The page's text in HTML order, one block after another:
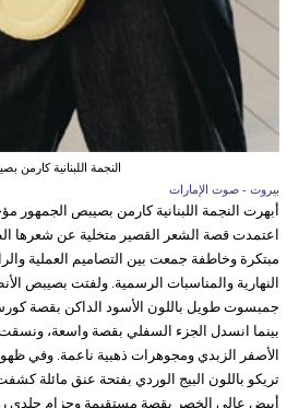
النجمة اللبنانية كارمن
بيروت - صوت الإمارات
أبهرت النجمة اللبنانية كارمن بصيبص الجمهور
اعتمدت قصة الشعر القصير متخلية عن شعرها
مبتكرة وخاطفة جمعت بين التصاميم العملية
النهارية والمناسبات الرسمية. ولفتت بصيبص
جمبسوت طويل باللون الأسود الداكن بقصة
بينما انسدل الجزء السفلي بقصة واسعة،
الأصفر الزبدي ومجوهرات ذهبية ناعمة. وفي
تريكو باللون البيج الوردي بفتحة عنق مائلة
أبيض عالي الخصر بقصة مستقيمة وحزام جلدي